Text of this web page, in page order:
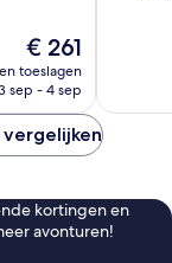
De
prijs
is
€ 261
toeslagen
sep - 4 sep
kortingen en
avonturen!